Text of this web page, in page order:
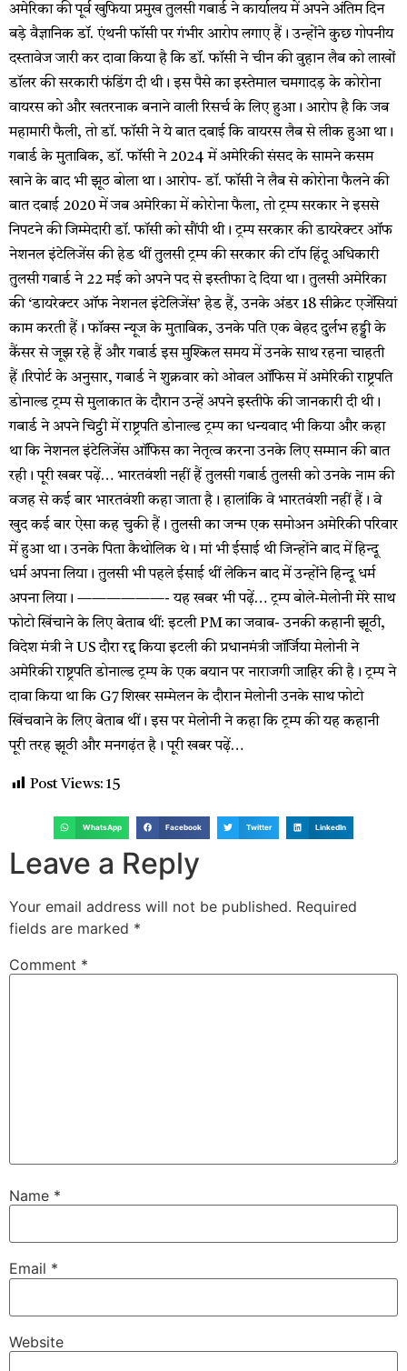
अमेरिका की पूर्व खुफिया प्रमुख तुलसी गबार्ड ने कार्यालय में अपने अंतिम दिन
बड़े वैज्ञानिक डॉ. एंथनी फॉसी पर गंभीर आरोप लगाए हैं। उन्होंने कुछ गोपनीय
दस्तावेज जारी कर दावा किया है कि डॉ. फॉसी ने चीन की वुहान लैब को लाखों
डॉलर की सरकारी फंडिंग दी थी। इस पैसे का इस्तेमाल चमगादड़ के कोरोना
वायरस को और खतरनाक बनाने वाली रिसर्च के लिए हुआ। आरोप है कि जब
महामारी फैली, तो डॉ. फॉसी ने ये बात दबाई कि वायरस लैब से लीक हुआ था।
गबार्ड के मुताबिक, डॉ. फॉसी ने 2024 में अमेरिकी संसद के सामने कसम
खाने के बाद भी झूठ बोला था। आरोप- डॉ. फॉसी ने लैब से कोरोना फैलने की
बात दबाई 2020 में जब अमेरिका में कोरोना फैला, तो ट्रम्प सरकार ने इससे
निपटने की जिम्मेदारी डॉ. फॉसी को सौंपी थी। ट्रम्प सरकार की डायरेक्टर ऑफ
नेशनल इंटेलिजेंस की हेड थीं तुलसी ट्रम्प की सरकार की टॉप हिंदू अधिकारी
तुलसी गबार्ड ने 22 मई को अपने पद से इस्तीफा दे दिया था। तुलसी अमेरिका
की ‘डायरेक्टर ऑफ नेशनल इंटेलिजेंस’ हेड हैं, उनके अंडर 18 सीक्रेट एजेंसियां
काम करती हैं। फॉक्स न्यूज के मुताबिक, उनके पति एक बेहद दुर्लभ हड्डी के
कैंसर से जूझ रहे हैं और गबार्ड इस मुश्किल समय में उनके साथ रहना चाहती
हैं।रिपोर्ट के अनुसार, गबार्ड ने शुक्रवार को ओवल ऑफिस में अमेरिकी राष्ट्रपति
डोनाल्ड ट्रम्प से मुलाकात के दौरान उन्हें अपने इस्तीफे की जानकारी दी थी।
गबार्ड ने अपने चिट्ठी में राष्ट्रपति डोनाल्ड ट्रम्प का धन्यवाद भी किया और कहा
था कि नेशनल इंटेलिजेंस ऑफिस का नेतृत्व करना उनके लिए सम्मान की बात
रही। पूरी खबर पढ़ें… भारतवंशी नहीं हैं तुलसी गबार्ड तुलसी को उनके नाम की
वजह से कई बार भारतवंशी कहा जाता है। हालांकि वे भारतवंशी नहीं हैं। वे
खुद कई बार ऐसा कह चुकी हैं। तुलसी का जन्म एक समोअन अमेरिकी परिवार
में हुआ था। उनके पिता कैथोलिक थे। मां भी ईसाई थी जिन्होंने बाद में हिन्दू
धर्म अपना लिया। तुलसी भी पहले ईसाई थीं लेकिन बाद में उन्होंने हिन्दू धर्म
अपना लिया। ——————- यह खबर भी पढ़ें… ट्रम्प बोले-मेलोनी मेरे साथ
फोटो खिंचाने के लिए बेताब थीं: इटली PM का जवाब- उनकी कहानी झूठी,
विदेश मंत्री ने US दौरा रद्द किया इटली की प्रधानमंत्री जॉर्जिया मेलोनी ने
अमेरिकी राष्ट्रपति डोनाल्ड ट्रम्प के एक बयान पर नाराजगी जाहिर की है। ट्रम्प ने
दावा किया था कि G7 शिखर सम्मेलन के दौरान मेलोनी उनके साथ फोटो
खिंचवाने के लिए बेताब थीं। इस पर मेलोनी ने कहा कि ट्रम्प की यह कहानी
पूरी तरह झूठी और मनगढ़ंत है। पूरी खबर पढ़ें…
Post Views: 15
WhatsApp Facebook Twitter LinkedIn
Leave a Reply
Your email address will not be published. Required
fields are marked *
Comment *
Name *
Email *
Website